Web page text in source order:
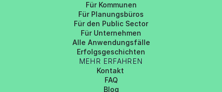
Für Kommunen
Für Planungsbüros
Für den Public Sector
Für Unternehmen
Alle Anwendungsfälle
Erfolgsgeschichten
MEHR ERFAHREN
Kontakt
FAQ
Blog